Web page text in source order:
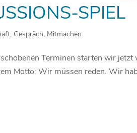
SPIEL
, Gespräch, Mitmachen
Terminen starten wir jetzt
Motto: Wir müssen reden. Wir